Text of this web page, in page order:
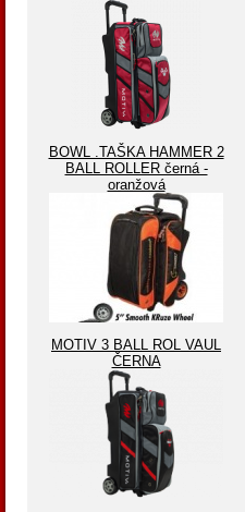
BOWL .TAŠKA HAMMER 2
BALL ROLLER černá -
oranžová
MOTIV 3 BALL ROL VAUL
ČERNA